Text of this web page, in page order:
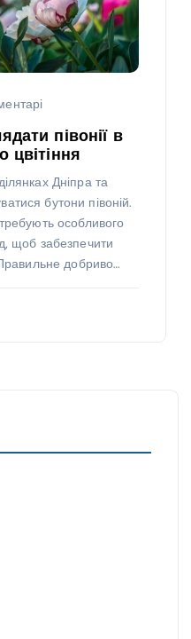
півонії в
цвітіння
Дніпра та
бутони півоній.
особливого
щоб забезпечити
добриво…